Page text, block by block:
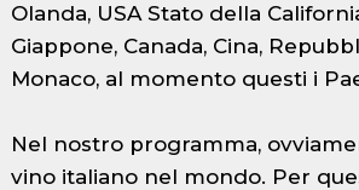
Olanda, USA Stato della
Giappone, Canada, Cina,
Monaco, al momento questi i
Nel nostro programma,
vino italiano nel mondo. Per